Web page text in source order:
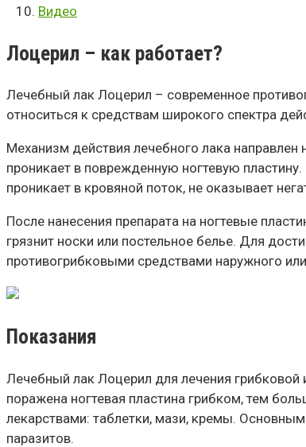
Видео
Лоцерил – как работает?
Лечебный лак Лоцерил – современное
относиться к средствам широкого спектра
Механизм действия лечебного лака
проникает в поврежденную ногтевую
проникает в кровяной поток, не оказывает
После нанесения препарата на ногтевые
грязнит носки или постельное белье. Для
противогрибковыми средствами наружного
Показания
Лечебный лак Лоцерил для лечения
поражена ногтевая пластина грибком, тем
лекарствами: таблетки, мази, кремы.
паразитов.